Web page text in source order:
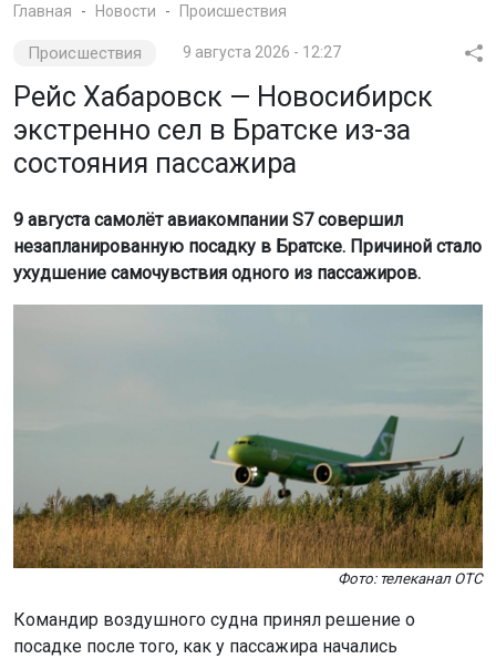
Главная Новости Происшествия
Происшествия 9 августа 2026 - 12:27
Рейс Хабаровск — Новосибирск
экстренно сел в Братске из-за
состояния пассажира
9 августа самолёт авиакомпании S7 совершил
незапланированную посадку в Братске. Причиной стало
ухудшение самочувствия одного из пассажиров.
Фото: телеканал ОТС
Командир воздушного судна принял решение о
посадке после того, как у пассажира начались